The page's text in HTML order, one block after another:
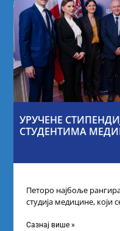
УРУЧЕНЕ
СТУДЕНТИМА
Петоро најбоље
студија медицине, који
стипендије од
Сазнај више »